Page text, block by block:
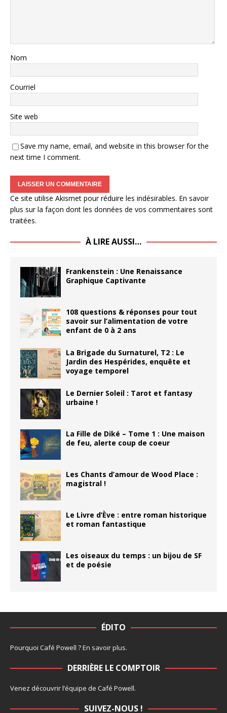
Nom
Courriel
Site web
Save my name, email, and website in this browser for the
next time I comment.
Ce site utilise Akismet pour réduire les indésirables. En savoir
plus sur la façon dont les données de vos commentaires sont
traitées.
À LIRE AUSSI…
Frankenstein : Une Renaissance
Graphique Captivante
108 questions & réponses pour tout
savoir sur l’alimentation de votre
enfant de 0 à 2 ans
La Brigade du Surnaturel, T2 : Le
Jardin des Hespérides, enquête et
voyage temporel
Le Dernier Soleil : Tarot et fantasy
urbaine !
La Fille de Diké – Tome 1 : Une maison
de feu, alerte coup de coeur
Les Chants d’amour de Wood Place :
magistral !
Le Livre d’Ève : entre roman historique
et roman fantastique
Les oiseaux du temps : un bijou de SF
et de poésie
ÉDITO
Pourquoi Café Powell ?En savoir plus.
DERRIÈRE LE COMPTOIR
Venez découvrir l’équipe de Café Powell.
SUIVEZ-NOUS !